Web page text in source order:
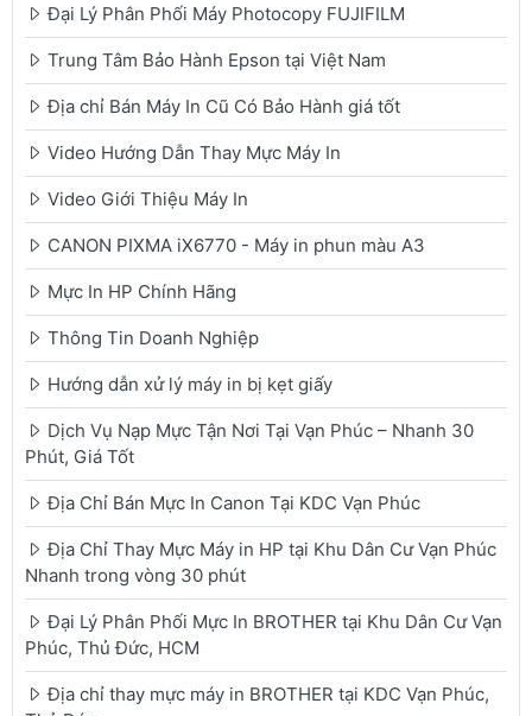
Đại Lý Phân Phối Máy Photocopy FUJIFILM
Trung Tâm Bảo Hành Epson tại Việt Nam
Địa chỉ Bán Máy In Cũ Có Bảo Hành giá tốt
Video Hướng Dẫn Thay Mực Máy In
Video Giới Thiệu Máy In
CANON PIXMA iX6770 - Máy in phun màu A3
Mực In HP Chính Hãng
Thông Tin Doanh Nghiệp
Hướng dẫn xử lý máy in bị kẹt giấy
Dịch Vụ Nạp Mực Tận Nơi Tại Vạn Phúc – Nhanh 30
Phút, Giá Tốt
Địa Chỉ Bán Mực In Canon Tại KDC Vạn Phúc
Địa Chỉ Thay Mực Máy in HP tại Khu Dân Cư Vạn Phúc
Nhanh trong vòng 30 phút
Đại Lý Phân Phối Mực In BROTHER tại Khu Dân Cư Vạn
Phúc, Thủ Đức, HCM
Địa chỉ thay mực máy in BROTHER tại KDC Vạn Phúc,